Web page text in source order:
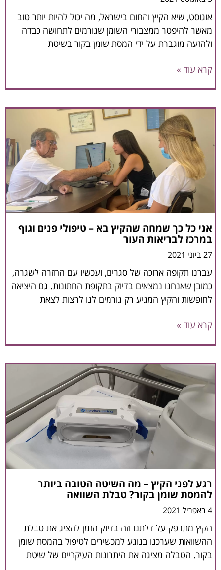
אוגוסט, שיא הקיץ והחום בישראל, מה יכול להיות יותר טוב
מאשר להיפטר ממצבורי השומן שגורמים לתחושה כבדה
ולהזעה מוגברת על ידי המסת שומן בקור בשיטת
קרא עוד »
אני כל כך שמחה שהקיץ בא – טיפולי פנים וגוף
במרכז לבריאות העור
27 ביוני 2021
עברנו תקופה ארוכה של סגרים, ועכשיו עם החזרה לשגרה,
כמובן שאנחנו נמצאים בדיוק בתקופת החתונות. גם היציאה
לחופשות והקיץ המגיע רק גורמים לנו לרצות לצאת
קרא עוד »
רגע לפני הקיץ – מה השיטה הטובה ביותר
להמסת שומן בקור? טבלת השוואה
4 באפריל 2021
הקיץ מתדפק על דלתנו וזה בדיוק הזמן להציג את טבלת
ההשוואות שערכנו בנוגע למכשירים לטיפול בהמסת שומן
בקור. הטבלה מציגה את היתרונות העיקריים של שיטת